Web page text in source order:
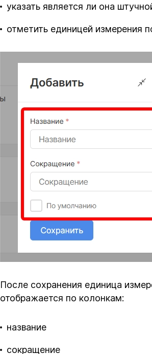
указать является ли она
отметить единицей измерения
После сохранения единица
отображается по колонкам:
название
сокращение